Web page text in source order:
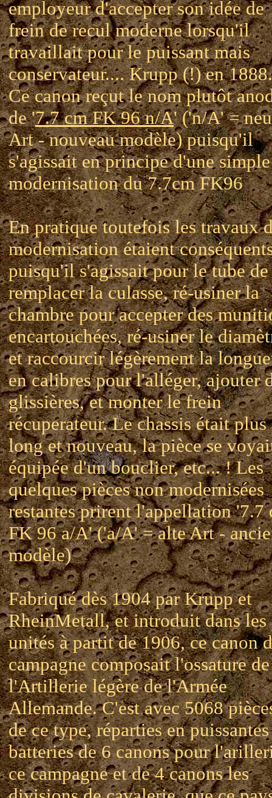
employeur d'accepter son idée de
frein de recul moderne lorsqu'il
travaillait pour le puissant mais
conservateur.... Krupp (!) en 1888.
Ce canon reçut le nom plutôt
de '7.7 cm FK 96 n/A' ('n/A' =
Art - nouveau modèle) puisqu'il
s'agissait en principe d'une simple
modernisation du 7.7cm FK96
En pratique toutefois les travaux
modernisation étaient
puisqu'il s'agissait pour le tube de
remplacer la culasse, ré-usiner la
chambre pour accepter des
encartouchées, ré-usiner le
et raccourcir légèrement la
en calibres pour l'alléger, ajouter
glissières, et monter le frein
récuperateur. Le chassis était plus
long et nouveau, la pièce se
équipée d'un bouclier, etc... ! Les
quelques pièces non modernisées
restantes prirent l'appellation '7.7
FK 96 a/A' ('a/A' = alte Art -
modèle)
Fabriqué dès 1904 par Krupp et
RheinMetall, et introduit dans les
unités à partit de 1906, ce canon
campagne composait l'ossature de
l'Artillerie légère de l'Armée
Allemande. C'est avec 5068
de ce type, réparties en puissantes
batteries de 6 canons pour
ce campagne et de 4 canons les